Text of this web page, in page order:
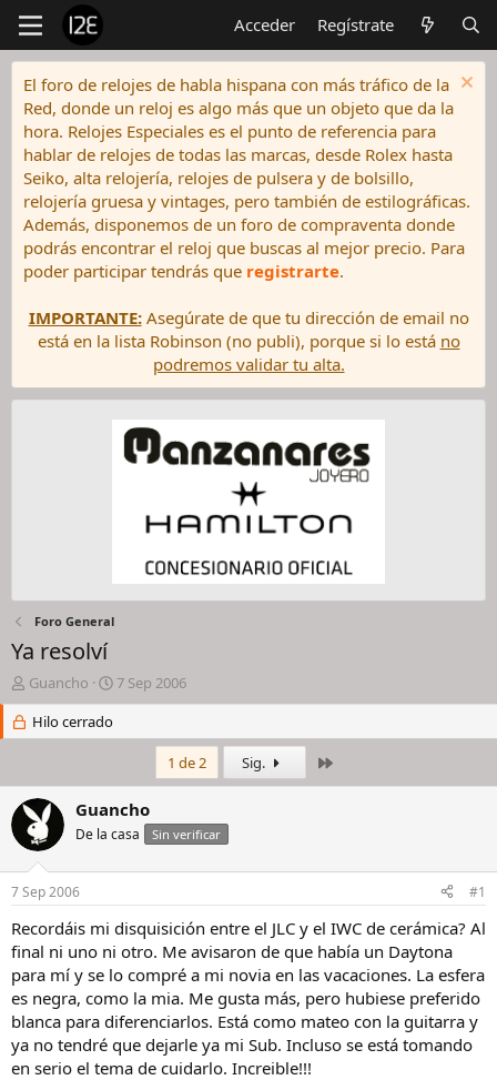
Acceder Regístrate
El foro de relojes de habla hispana con más tráfico de la
Red, donde un reloj es algo más que un objeto que da la
hora. Relojes Especiales es el punto de referencia para
hablar de relojes de todas las marcas, desde Rolex hasta
Seiko, alta relojería, relojes de pulsera y de bolsillo,
relojería gruesa y vintages, pero también de estilográficas.
Además, disponemos de un foro de compraventa donde
podrás encontrar el reloj que buscas al mejor precio. Para
poder participar tendrás que registrarte.
IMPORTANTE:Asegúrate de que tu dirección de email no
está en la lista Robinson (no publi), porque si lo está no
podremos validar tu alta.
Foro General
Ya resolví
I
n
c
a
d
o
r
d
l
h
i
l
o
Guancho
F
e
h
d
i
n
i
o
7 Sep 2006
Hilo cerrado
1 de 2 Sig.
Guancho
De la casa Sin verificar
7 Sep 2006 #1
Recordáis mi disquisición entre el JLC y el IWC de cerámica? Al
final ni uno ni otro. Me avisaron de que había un Daytona
para mí y se lo compré a mi novia en las vacaciones. La esfera
es negra, como la mia. Me gusta más, pero hubiese preferido
blanca para diferenciarlos. Está como mateo con la guitarra y
ya no tendré que dejarle ya mi Sub. Incluso se está tomando
en serio el tema de cuidarlo. Increible!!!